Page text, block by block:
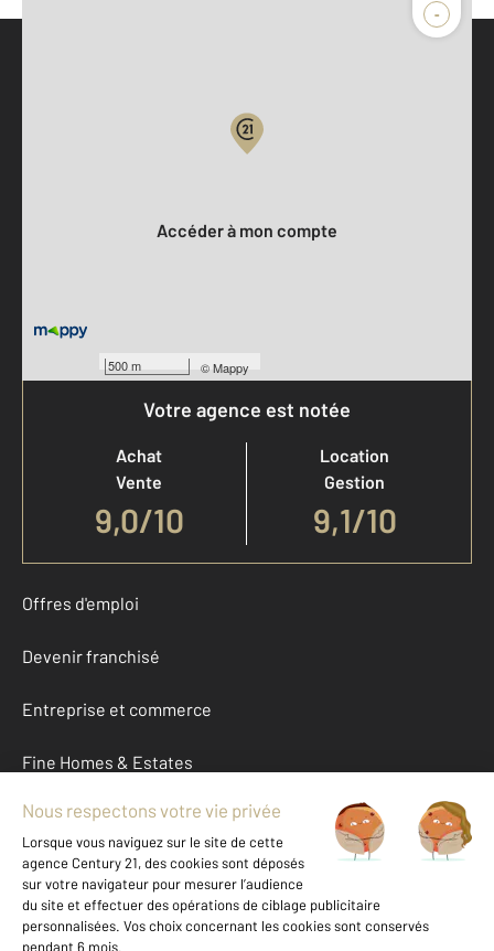
-
500 m ©Mappy
Accéder à mon compte
Votre agence est notée
Achat
Vente
9,0/10
Location
Gestion
9,1/10
Offres d'emploi
Devenir franchisé
Entreprise et commerce
Fine Homes & Estates
À propos
International
Nous contacter